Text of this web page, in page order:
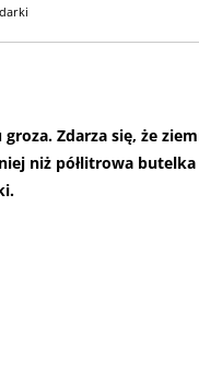
Zdarza się, że
niż półlitrowa